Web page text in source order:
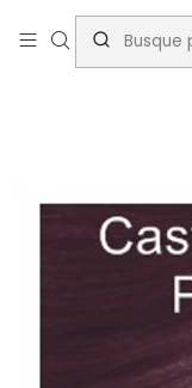
Inicio Cromatone